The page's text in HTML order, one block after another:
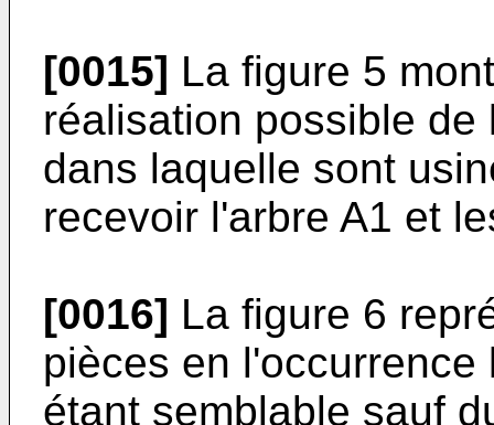
[0015] La figure 5
réalisation possible
dans laquelle sont
recevoir l'arbre A1 et
[0016] La figure 6
pièces en
étant semblable sauf